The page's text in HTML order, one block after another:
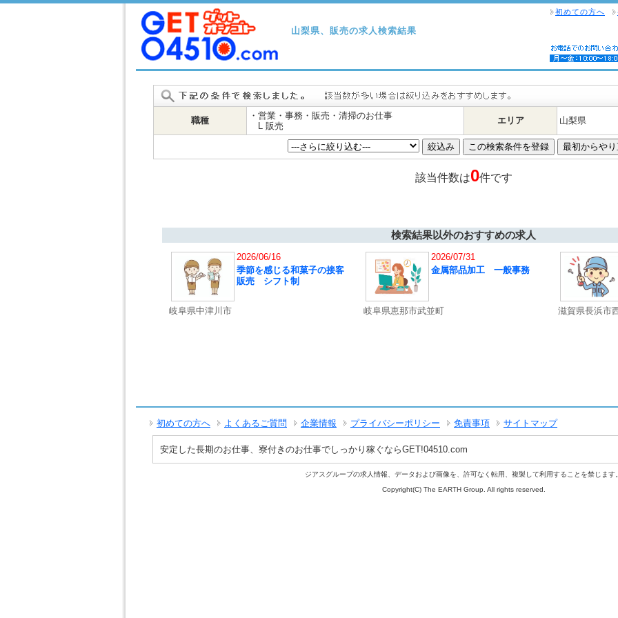
山梨県、販売の求人検索結果
初めての方へ
職種
・営業・事務・販売・清掃のお仕事
L 販売
エリア 山梨県
該当件数は0件です
検索結果以外のおすすめの求人
2026/06/16
季節を感じる和菓子の接客
販売 シフト制
岐阜県中津川市
2026/07/31
金属部品加工 一般事務
岐阜県恵那市武並町 滋賀県長浜市
初めての方へ よくあるご質問 企業情報 プライバシーポリシー 免責事項 サイトマップ
安定した長期のお仕事、寮付きのお仕事でしっかり稼ぐならGET!04510.com
ジアスグループの求人情報、データおよび画像を、許可なく転用、複製して利用することを禁じます。
Copyright(C) The EARTH Group. All rights reserved.